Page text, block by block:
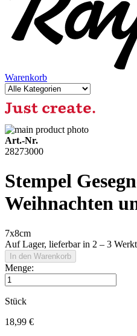
Warenkorb
Art.-Nr.
28273000
Stempel
Weihnachten
7x8cm
Auf Lager, lieferbar in 2 – 3
In den Warenkorb
Menge:
Stück
18,99 €